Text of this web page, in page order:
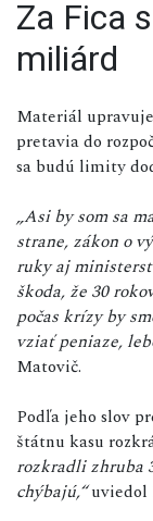
Za Fica
miliárd
Materiál
pretavia do
sa budú limity
„Asi by som sa
strane, zákon o
ruky aj
škoda, že 30
počas krízy by
vziať peniaze,
Matovič.
Podľa jeho slov
štátnu kasu
rozkradli zhruba
chýbajú,“uviedol